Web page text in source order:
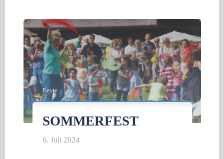
mit
Tönen,
Tasten
und
Trommeln"
Feste
SOMMERFEST
6. Juli 2024